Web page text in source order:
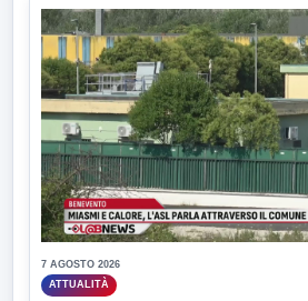
7 AGOSTO 2026
ATTUALITÀ